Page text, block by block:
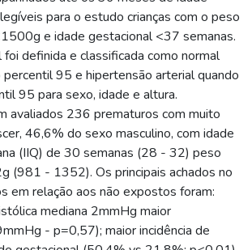
para o estudo crianças com o peso
e idade gestacional <37 semanas.
definida e classificada como normal
percentil 95 e hipertensão arterial quando
95 para sexo, idade e altura.
avaliados 236 prematuros com muito
46,6% do sexo masculino, com idade
(IIQ) de 30 semanas (28 - 32) peso
(981 - 1352). Os principais achados no
em relação aos não expostos foram:
mediana 2mmHg maior
- p=0,57); maior incidência de